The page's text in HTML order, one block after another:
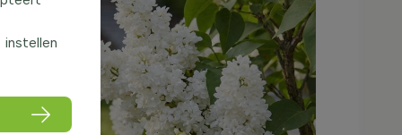
instellen